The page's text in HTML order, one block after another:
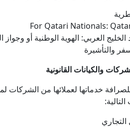
For Qatari Nationals:
العربي: الهوية الوطنية أو وجواز
والتأشيرة
والكيانات القانونية
خدماتها لعملائها من